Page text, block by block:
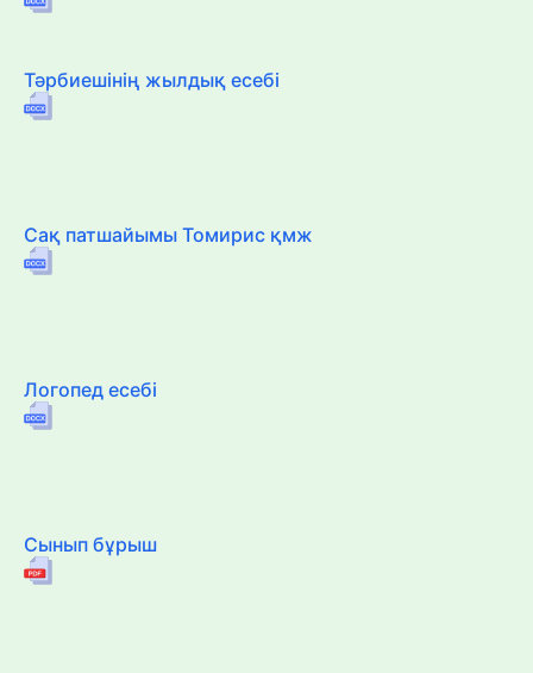
Тәрбиешінің жылдық есебі
Сақ патшайымы Томирис қмж
Логопед есебі
Сынып бұрыш